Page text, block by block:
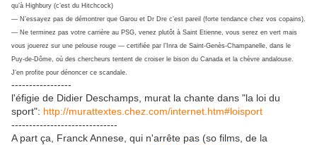
qu’à Highbury (c’est du Hitchcock)
— N’essayez pas de démontrer que Garou et Dr Dre c’est pareil (forte tendance chez vos copains).
— Ne terminez pas votre carrière au PSG, venez plutôt à Saint Etienne, vous serez en vert mais
vous jouerez sur une pelouse rouge — certifiée par l’Inra de Saint-Genès-Champanelle, dans le
Puy-de-Dôme, où des chercheurs tentent de croiser le bison du Canada et la chèvre andalouse.
J’en profite pour dénoncer ce scandale.
-----------------
l'éfigie de Didier Deschamps, murat la chante dans "la loi du
sport": http://murattextes.chez.com/internet.htm#loisport
------------------------------
A part ça, Franck Annese, qui n'arrête pas (so films, de la